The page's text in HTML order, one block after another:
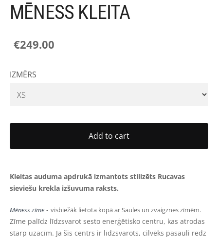
MĒNESS KLEITA
€249.00
IZMĒRS
Add to cart
Kleitas auduma apdrukā izmantots stilizēts Rucavas
sieviešu krekla izšuvuma raksts.
Mēness zīme - visbiežāk lietota kopā ar Saules un zvaigznes zīmēm.
Zīme palīdz līdzsvarot sesto enerģētisko centru, kas atrodas
starp uzacīm. Ja šis centrs ir līdzsvarots, cilvēks pasauli redz